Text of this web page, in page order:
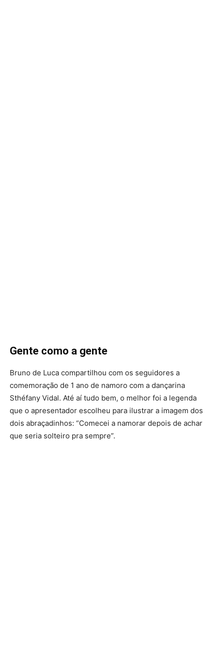
Gente como a gente
Bruno de Luca compartilhou com os seguidores a
comemoração de 1 ano de namoro com a dançarina
Sthéfany Vidal. Até aí tudo bem, o melhor foi a legenda
que o apresentador escolheu para ilustrar a imagem dos
dois abraçadinhos: “Comecei a namorar depois de achar
que seria solteiro pra sempre”.